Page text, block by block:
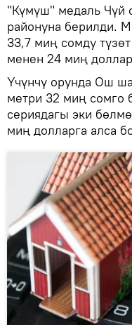
"Күмүш" медаль Чүй
районуна берилди.
33,7 миң сомду
менен 24 миң
Үчүнчү орунда Ош
метри 32 миң сомго
сериядагы эки
миң долларга алса